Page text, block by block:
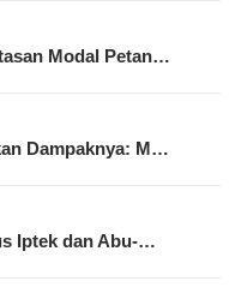
Modal Petan…
Dampaknya: M…
Iptek dan Abu-…